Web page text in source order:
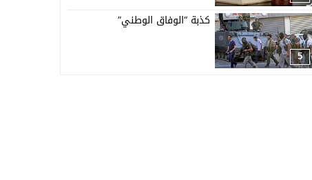
5
كذبة “الوفاق الوطني”